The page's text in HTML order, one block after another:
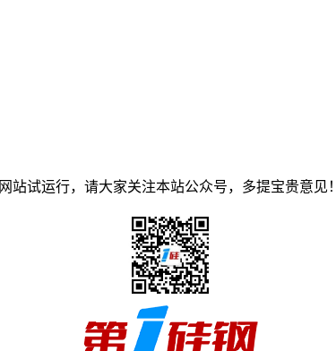
网站试运行，请大家关注本站公众号，多提宝贵意见！